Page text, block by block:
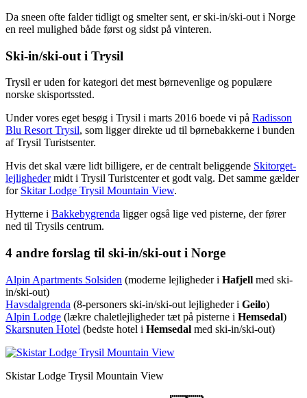
Da sneen ofte falder tidligt og smelter sent, er ski-in/ski-out i Norge
en reel mulighed både først og sidst på vinteren.
Ski-in/ski-out i Trysil
Trysil er uden for kategori det mest børnevenlige og populære
norske skisportssted.
Under vores eget besøg i Trysil i marts 2016 boede vi på Radisson
Blu Resort Trysil, som ligger direkte ud til børnebakkerne i bunden
af Trysil Turistsenter.
Hvis det skal være lidt billigere, er de centralt beliggende Skitorget-
lejlighedermidt i Trysil Turistcenter et godt valg. Det samme gælder
for Skitar Lodge Trysil Mountain View.
Hytterne i Bakkebygrenda ligger også lige ved pisterne, der fører
ned til Trysils centrum.
4 andre forslag til ski-in/ski-out i Norge
Alpin Apartments Solsiden (moderne lejligheder i Hafjell med ski-
in/ski-out)
Havsdalgrenda (8-personers ski-in/ski-out lejligheder i Geilo)
Alpin Lodge (lækre chaletlejligheder tæt på pisterne i Hemsedal)
Skarsnuten Hotel (bedste hotel i Hemsedal med ski-in/ski-out)
Skistar Lodge Trysil Mountain View